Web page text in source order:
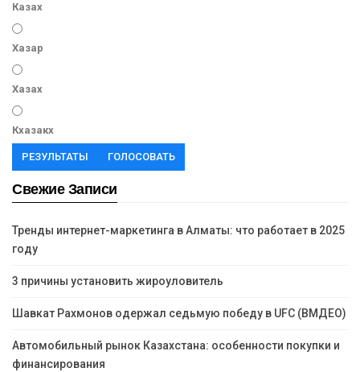
Казах
Хазар
Хазах
Кхазакх
РЕЗУЛЬТАТЫ ГОЛОСОВАТЬ
Свежие Записи
Тренды интернет-маркетинга в Алматы: что работает в 2025
году
3 причины установить жироуловитель
Шавкат Рахмонов одержал седьмую победу в UFC (ВМДЕО)
Автомобильный рынок Казахстана: особенности покупки и
финансирования